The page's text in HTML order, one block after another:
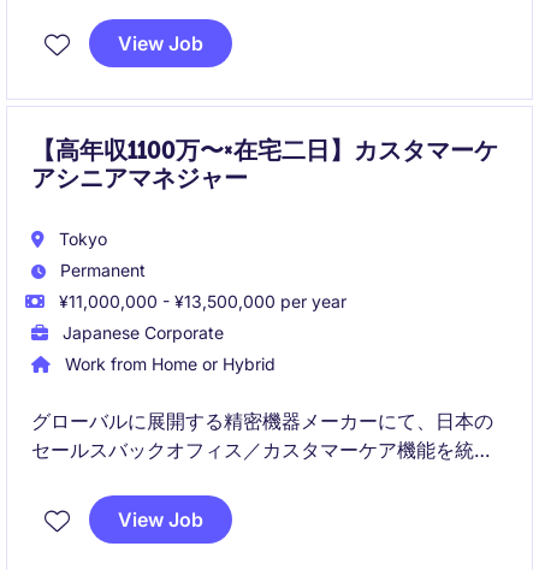
ながら、グローバル環境でキャリアを築いていただけ
ます。
View Job
【高年収1100万〜×在宅二日】カスタマーケ
アシニアマネジャー
Tokyo
Permanent
¥11,000,000 - ¥13,500,000 per year
Japanese Corporate
Work from Home or Hybrid
グローバルに展開する精密機器メーカーにて、日本の
セールスバックオフィス／カスタマーケア機能を統括
客サービス品質の向上を担うポジションです。
受注から出荷までのリードタイム短縮、属人化業務の
View Job